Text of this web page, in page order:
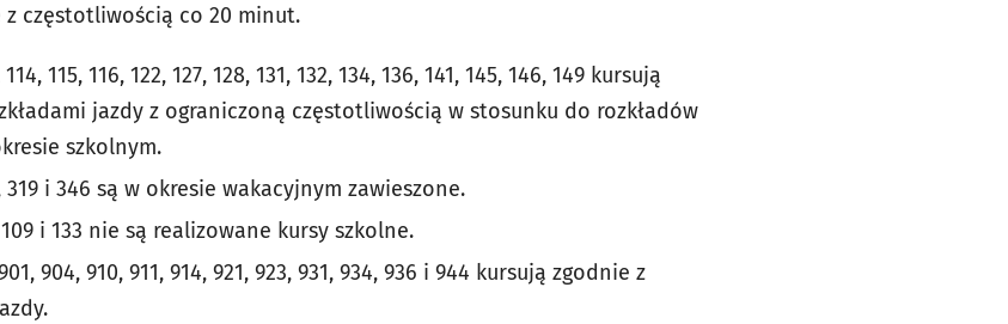
z częstotliwością co 20 minut.
115, 116, 122, 127, 128, 131, 132, 134, 136, 141, 145, 146, 149 kursują
jazdy z ograniczoną częstotliwością w stosunku do rozkładów
szkolnym.
i 346 są w okresie wakacyjnym zawieszone.
i 133 nie są realizowane kursy szkolne.
904, 910, 911, 914, 921, 923, 931, 934, 936 i 944 kursują zgodnie z